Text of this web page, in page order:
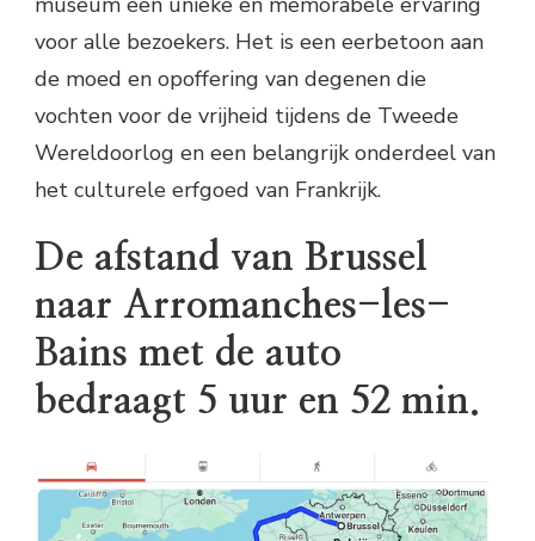
voor alle bezoekers. Het is een eerbetoon aan
de moed en opoffering van degenen die
vochten voor de vrijheid tijdens de Tweede
Wereldoorlog en een belangrijk onderdeel van
het culturele erfgoed van Frankrijk.
De afstand van Brussel
naar Arromanches-les-
Bains met de auto
bedraagt 5 uur en 52 min.